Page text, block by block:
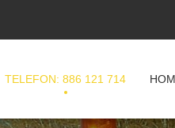
TELEFON: 886 121 714